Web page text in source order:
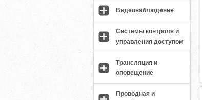
Видеонаблюдение
Системы контроля и
управления доступом
Трансляция и
оповещение
Проводная и